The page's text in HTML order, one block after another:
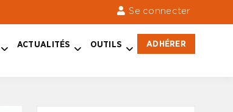
Se connecter
ACTUALITÉS OUTILS ADHÉRER